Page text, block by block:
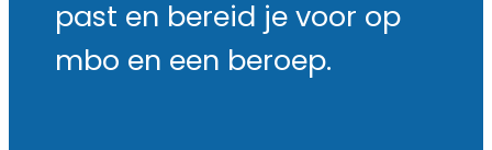
past en bereid je voor op
mbo en een beroep.